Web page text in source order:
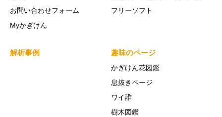
お問い合わせフォーム
Myかぎけん
フリーソフト
解析事例 趣味のページ
かぎけん花図鑑
息抜きページ
ワイ誰
樹木図鑑